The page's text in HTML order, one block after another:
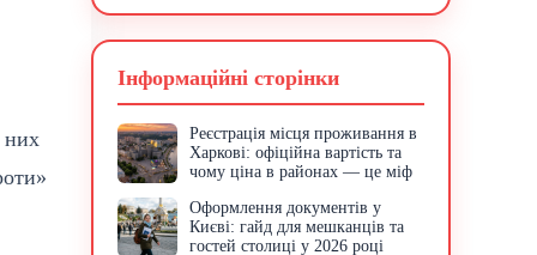
них
Інформаційні сторінки
Реєстрація місця проживання в
Харкові: офіційна вартість та
чому ціна в районах — це міф
Оформлення документів у
Києві: гайд для мешканців та
гостей столиці у 2026 році